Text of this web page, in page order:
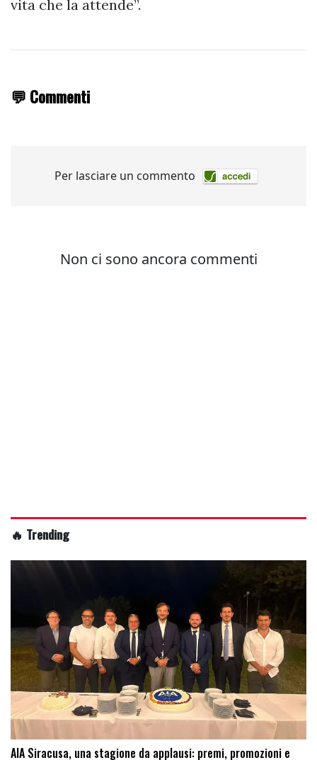
vita che la attende”.
💬 Commenti
🔥 Trending
AIA Siracusa, una stagione da applausi: premi, promozioni e